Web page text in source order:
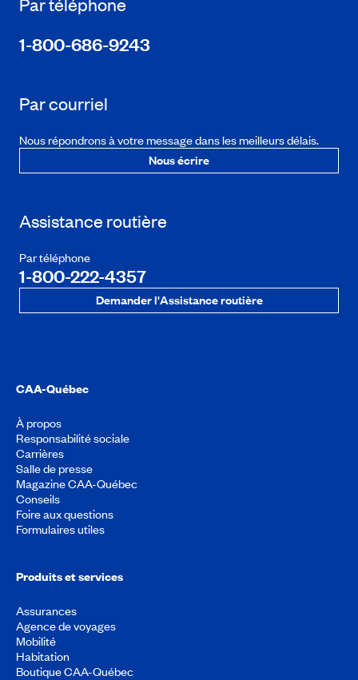
1-800-686-9243
Par courriel
Nous répondrons à votre message dans les meilleurs délais.
Nous écrire
Assistance routière
Par téléphone
1-800-222-4357
Demander l'Assistance routière
CAA-Québec
À propos
Responsabilité sociale
Carrières
Salle de presse
Magazine CAA-Québec
Conseils
Foire aux questions
Formulaires utiles
Produits et services
Assurances
Agence de voyages
Mobilité
Habitation
Boutique CAA-Québec